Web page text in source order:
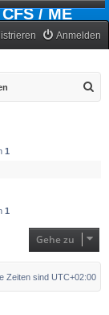
/ ME
Anmelden
1
1
Gehe zu
Zeiten sind UTC+02:00